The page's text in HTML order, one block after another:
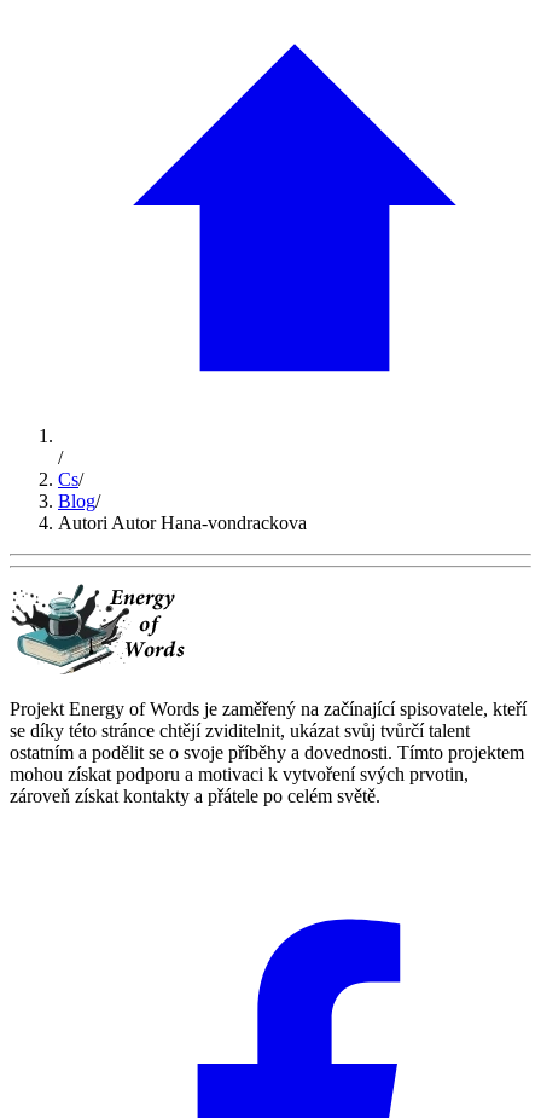
/
Cs/
Blog/
Autori Autor Hana-vondrackova
Projekt Energy of Words je zaměřený na začínající spisovatele, kteří
se díky této stránce chtějí zviditelnit, ukázat svůj tvůrčí talent
ostatním a podělit se o svoje příběhy a dovednosti. Tímto projektem
mohou získat podporu a motivaci k vytvoření svých prvotin,
zároveň získat kontakty a přátele po celém světě.